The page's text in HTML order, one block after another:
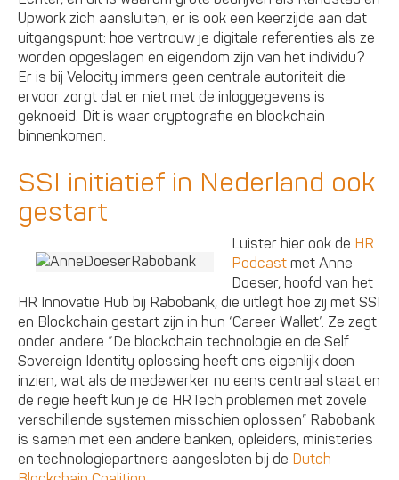
Upwork zich aansluiten, er is ook een keerzijde aan dat
uitgangspunt: hoe vertrouw je digitale referenties als ze
worden opgeslagen en eigendom zijn van het individu?
Er is bij Velocity immers geen centrale autoriteit die
ervoor zorgt dat er niet met de inloggegevens is
geknoeid. Dit is waar cryptografie en blockchain
binnenkomen.
SSI initiatief in Nederland ook
gestart
Luister hier ook de HR
Podcast met Anne
Doeser, hoofd van het
HR Innovatie Hub bij Rabobank, die uitlegt hoe zij met SSI
en Blockchain gestart zijn in hun ‘Career Wallet’. Ze zegt
onder andere “De blockchain technologie en de Self
Sovereign Identity oplossing heeft ons eigenlijk doen
inzien, wat als de medewerker nu eens centraal staat en
de regie heeft kun je de HRTech problemen met zovele
verschillende systemen misschien oplossen” Rabobank
is samen met een andere banken, opleiders, ministeries
en technologiepartners aangesloten bij de Dutch